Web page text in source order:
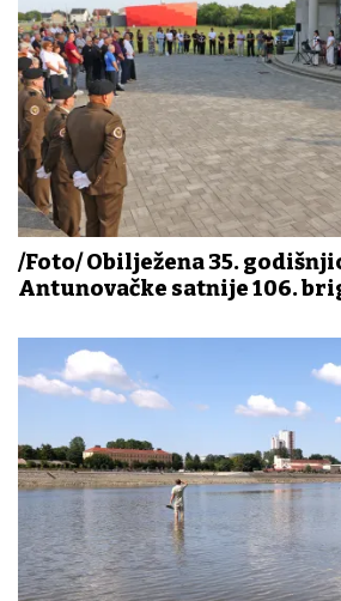
/Foto/ Obilježena 35.
Antunovačke satnije 106.